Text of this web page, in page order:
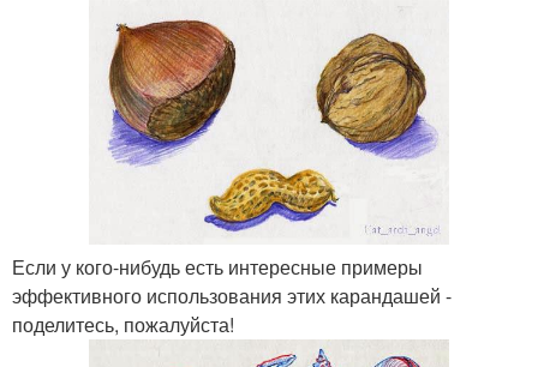
Если у кого-нибудь есть интересные примеры
эффективного использования этих карандашей -
поделитесь, пожалуйста!